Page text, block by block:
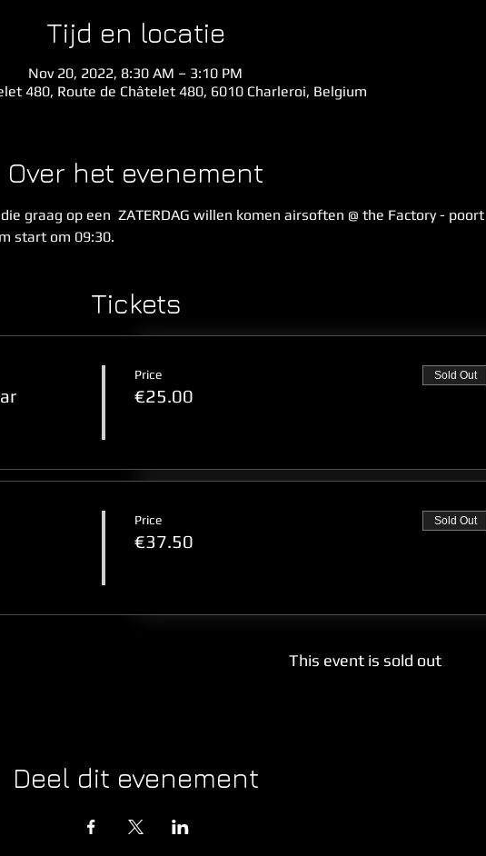
Tijd en locatie
Nov 20, 2022, 8:30 AM – 3:10 PM
480, Route de Châtelet 480, 6010 Charleroi, Belgium
Over het evenement
graag op een  ZATERDAG willen komen airsoften @ the Factory - poort
start om 09:30.
Tickets
Price
€25.00
Sold Out
Price
€37.50
Sold Out
This event is sold out
Deel dit evenement